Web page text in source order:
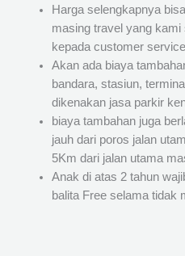
Harga selengkapnya
masing travel yang
kepada customer
Akan ada biaya
bandara, stasiun,
dikenakan jasa parkir
biaya tambahan juga
jauh dari poros jalan
5Km dari jalan utama
Anak di atas 2 tahun
balita Free selama tidak